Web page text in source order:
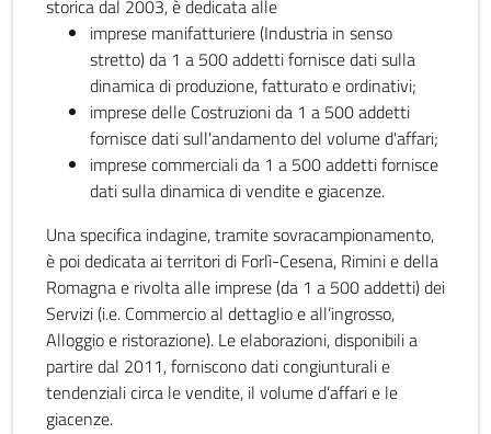
storica dal 2003, è dedicata alle
imprese manifatturiere (Industria in senso
stretto) da 1 a 500 addetti fornisce dati sulla
dinamica di produzione, fatturato e ordinativi;
imprese delle Costruzioni da 1 a 500 addetti
fornisce dati sull'andamento del volume d'affari;
imprese commerciali da 1 a 500 addetti fornisce
dati sulla dinamica di vendite e giacenze.
Una specifica indagine, tramite sovracampionamento,
è poi dedicata ai territori di Forlì-Cesena, Rimini e della
Romagna e rivolta alle imprese (da 1 a 500 addetti) dei
Servizi (i.e. Commercio al dettaglio e all’ingrosso,
Alloggio e ristorazione). Le elaborazioni, disponibili a
partire dal 2011, forniscono dati congiunturali e
tendenziali circa le vendite, il volume d’affari e le
giacenze.